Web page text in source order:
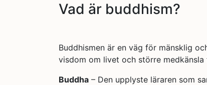
Vad är buddhism?
Buddhismen är en väg för mänsklig
visdom om livet och större
Buddha – Den upplyste läraren som